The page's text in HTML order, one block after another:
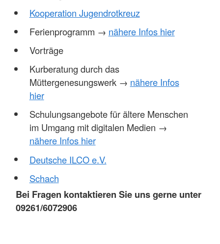
Kooperation Jugendrotkreuz
Ferienprogramm → nähere Infos hier
Vorträge
Kurberatung durch das
Müttergenesungswerk → nähere Infos
hier
Schulungsangebote für ältere Menschen
im Umgang mit digitalen Medien →
nähere Infos hier
Deutsche ILCO e.V.
Schach
Bei Fragen kontaktieren Sie uns gerne unter
09261/6072906